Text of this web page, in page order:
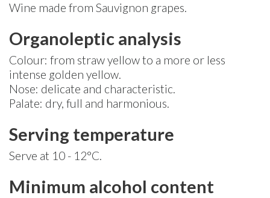
Wine made from Sauvignon grapes.
Organoleptic analysis
Colour: from straw yellow to a more or less
intense golden yellow.
Nose: delicate and characteristic.
Palate: dry, full and harmonious.
Serving temperature
Serve at 10 - 12°C.
Minimum alcohol content